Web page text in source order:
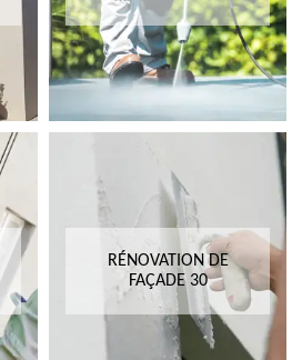
RÉNOVATION DE
FAÇADE 30